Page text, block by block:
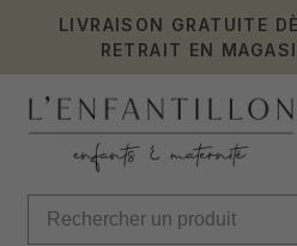
LIVRAISON GRATUITE
RETRAIT EN